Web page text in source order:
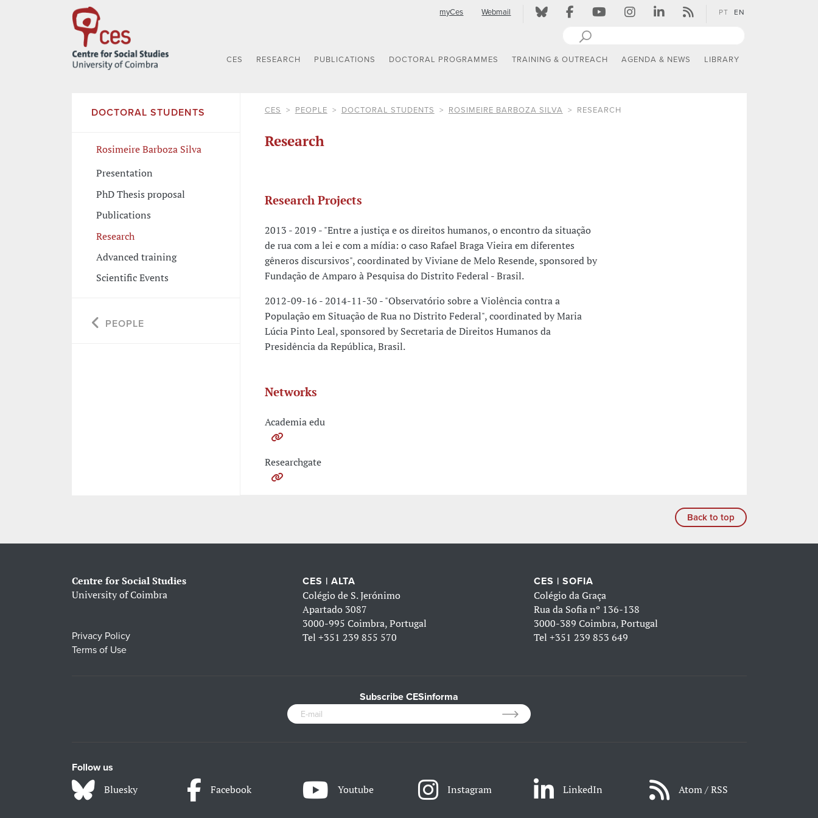
myCes Webmail PT EN
CES RESEARCH PUBLICATIONS DOCTORAL PROGRAMMES TRAINING & OUTREACH AGENDA & NEWS LIBRARY
DOCTORAL STUDENTS
Rosimeire Barboza Silva
Presentation
PhD Thesis proposal
Publications
Research
Advanced training
Scientific Events
PEOPLE
CES PEOPLE DOCTORAL STUDENTS ROSIMEIRE BARBOZA SILVA RESEARCH
Research
Research Projects
2013 - 2019 - "Entre a justiça e os direitos humanos, o encontro da situação
de rua com a lei e com a mídia: o caso Rafael Braga Vieira em diferentes
gêneros discursivos", coordinated by Viviane de Melo Resende, sponsored by
Fundação de Amparo à Pesquisa do Distrito Federal - Brasil.
2012-09-16 - 2014-11-30 - "Observatório sobre a Violência contra a
População em Situação de Rua no Distrito Federal", coordinated by Maria
Lúcia Pinto Leal, sponsored by Secretaria de Direitos Humanos da
Presidência da República, Brasil.
Networks
Academia edu
Researchgate
Back to top
Centre for Social Studies
University of Coimbra
Privacy Policy
Terms of Use
CES | ALTA
Colégio de S. Jerónimo
Apartado 3087
3000-995 Coimbra, Portugal
Tel+351 239 855 570
CES | SOFIA
Colégio da Graça
Rua da Sofia nº 136-138
3000-389 Coimbra, Portugal
Tel +351 239 853 649
Subscribe CESinforma
Follow us
Bluesky Facebook Youtube Instagram LinkedIn Atom / RSS